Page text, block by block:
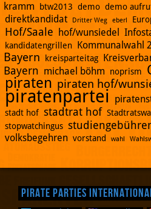
kramm
btw2013 demo demo
direktkandidat Dritter Weg eberl
Hof/Saale hof/wunsiedel
kandidatengrillen
Kommunalwahl
Bayern
kreisparteitag
Bayern michael böhm noprism
piraten piraten hof/
piratenpartei
stadt hof stadtrat hof
stopwatchingus
volksbegehren vorstand wahl
Pirate Parties